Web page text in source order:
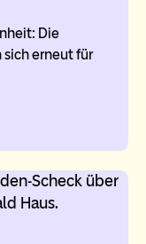
Die
erneut für